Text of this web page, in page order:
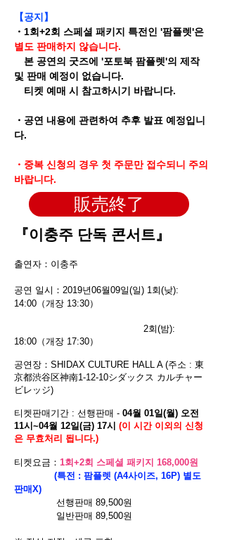
【공지】
・1회+2회 스페셜 패키지 특전인 '팜플렛'은
별도 판매하지 않습니다.
본 공연의 굿즈에 '포토북 팜플렛'의 제작
및 판매 예정이 없습니다.
티켓 예매 시 참고하시기 바랍니다.
​・공연 내용에 관련하여 추후 발표 예정입니
다.
・중복 신청의 경우 첫 주문만 접수되니 주의
바랍니다.
販売終了
『이충주 단독 콘서트』
출연자：이충주
공연 일시：2019년06월09일(일) 1회(낮):
14:00（개장 13:30）
2회(밤):
18:00（개장 17:30）
공연장：SHIDAX CULTURE HALL A (주소 : 東
京都渋谷区神南1-12-10シダックス カルチャー
ビレッジ)
​티켓판매기간 : 선행판매 - 04월 01일(월) 오전
11시~04월 12일(금) 17시 (이 시간 이외의 신청
은 무효처리 됩니다.)
티켓요금 ： 1회+2회 스페셜 패키지 168,000원
(특전 : 팜플렛 (A4사이즈, 16P) 별도
판매X)
선행판매 89,500원
일반판매 89,500원